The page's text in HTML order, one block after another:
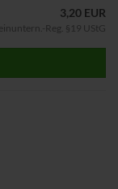
3,20 EUR
Reg. §19 UStG